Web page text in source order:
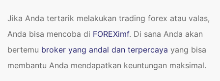
Jika Anda tertarik melakukan trading forex atau valas,
Anda bisa mencoba di FOREXimf. Di sana Anda akan
bertemu broker yang andal dan terpercaya yang bisa
membantu Anda mendapatkan keuntungan maksimal.